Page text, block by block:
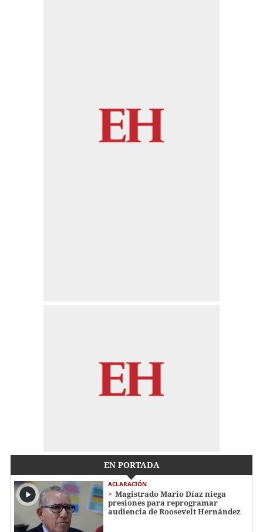
EN PORTADA
ACLARACIÓN
Magistrado Mario Díaz niega
presiones para reprogramar
audiencia de Roosevelt Hernández